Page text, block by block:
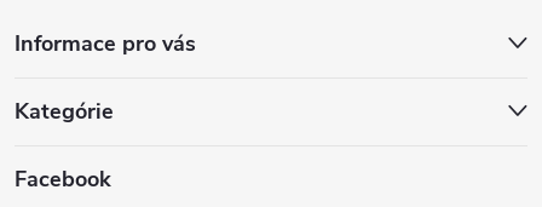
Informace pro vás
Kategórie
Facebook